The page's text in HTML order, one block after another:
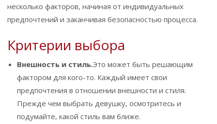
несколько факторов, начиная от индивидуальных
предпочтений и заканчивая безопасностью процесса.
Критерии выбора
Внешность и стиль.Это может быть решающим
фактором для кого-то. Каждый имеет свои
предпочтения в отношении внешности и стиля.
Прежде чем выбрать девушку, осмотритесь и
подумайте, какой стиль вам ближе.